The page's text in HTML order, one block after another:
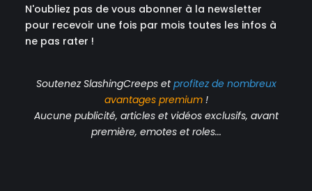
N'oubliez pas de vous abonner à la newsletter
pour recevoir une fois par mois toutes les infos à
ne pas rater !
Soutenez SlashingCreeps etprofitez de nombreux
avantagespremium!
Aucune publicité, articles et vidéos exclusifs, avant
première, emotes et roles...